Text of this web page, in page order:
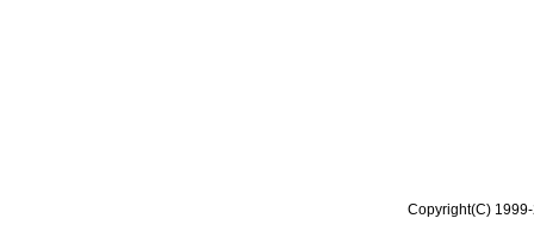
Copyright(C)